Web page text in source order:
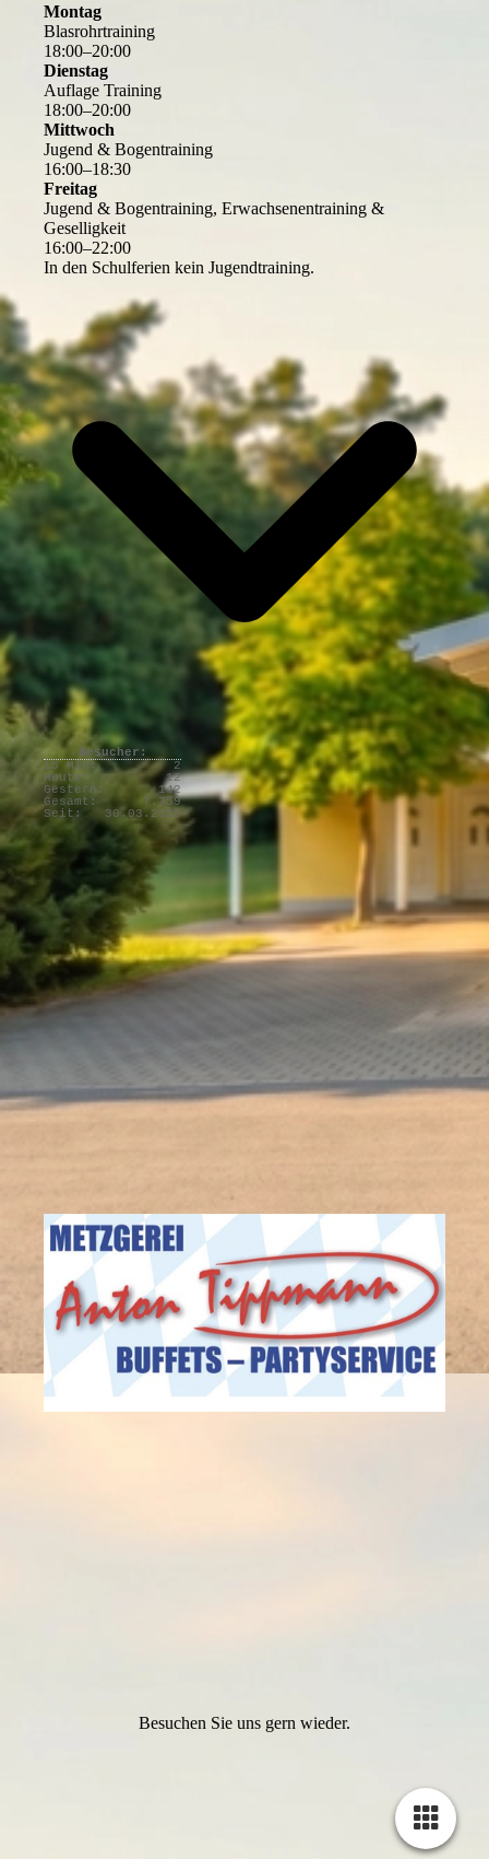
Montag
Blasrohrtraining
18:00–20:00
Dienstag
Auflage Training
18:00–20:00
Mittwoch
Jugend & Bogentraining
16:00–18:30
Freitag
Jugend & Bogentraining, Erwachsenentraining &
Geselligkeit
16:00–22:00
In den Schulferien kein Jugendtraining.
Besuchen Sie uns gern wieder.